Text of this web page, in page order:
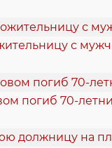
с
погиб 70-